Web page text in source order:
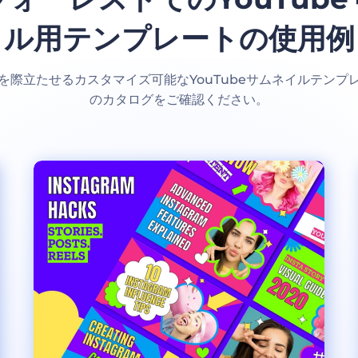
ル用テンプレートの使用例
際立たせるカスタマイズ可能なYouTubeサムネイルテンプ
のカタログをご確認ください。